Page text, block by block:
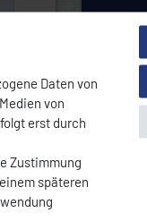
| Bruttopreis inkl. 19%
Daten von
von
erst durch
Zustimmung
späteren